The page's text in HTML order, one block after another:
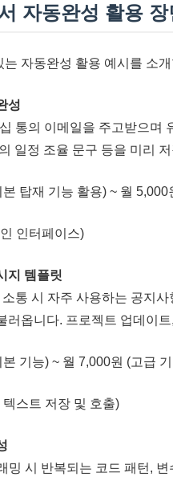
자동완성 활용 장
는 자동완성 활용 예시를 소
성
통의 이메일을 주고받으며
일정 조율 문구 등을 미리
본 탑재 기능 활용) ~ 월
인터페이스)
지 템플릿
소통 시 자주 사용하는 공지
러옵니다. 프로젝트 업데이
본 기능) ~ 월 7,000원 (고급
스트 저장 및 호출)
밍 시 반복되는 코드 패턴,